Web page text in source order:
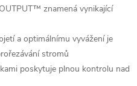
znamená vynikající
a optimálnímu vyvážení je
stromů
poskytuje plnou kontrolu nad